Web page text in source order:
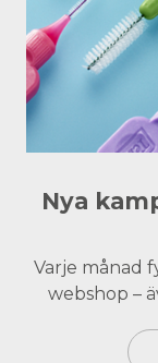
Nya
Varje månad
webshop –